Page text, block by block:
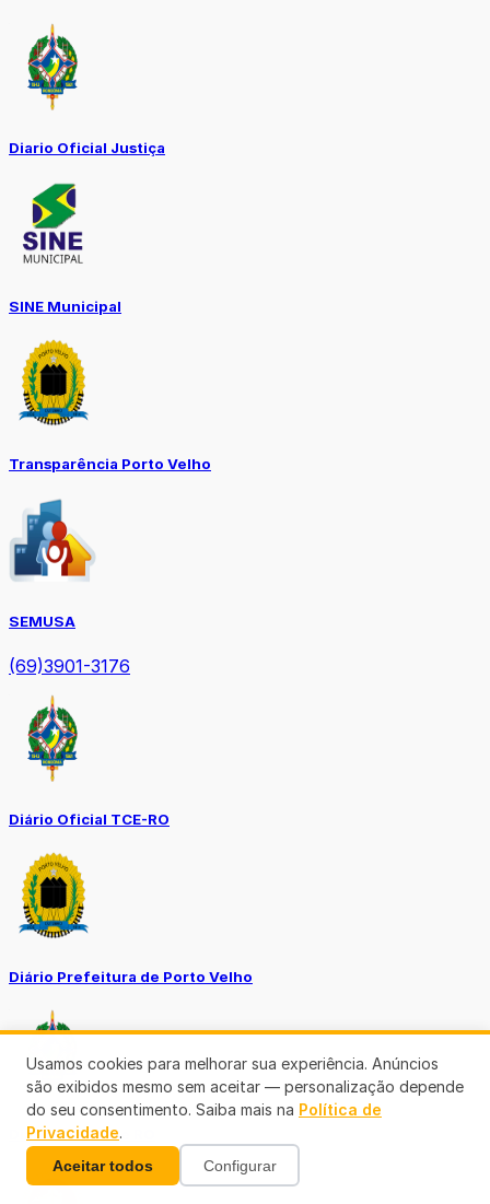
Diario Oficial Justiça
SINE Municipal
Transparência Porto Velho
SEMUSA
(69)3901-3176
Diário Oficial TCE-RO
Diário Prefeitura de Porto Velho
Diário Oficial de RO
Usamos cookies para melhorar sua experiência. Anúncios
são exibidos mesmo sem aceitar — personalização depende
do seu consentimento. Saiba mais na Política de
Privacidade.
Aceitar todos Configurar